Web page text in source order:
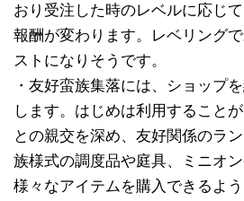
おり受注した時のレベルに応じ
報酬が変わります。レベリング
ストになりそうです。
・友好蛮族集落には、ショップ
します。はじめは利用すること
との親交を深め、友好関係のラ
族様式の調度品や庭具、ミニオン
様々なアイテムを購入できるよう